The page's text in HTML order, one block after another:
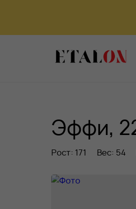
Эффи,
Рост: 171 Вес: 54